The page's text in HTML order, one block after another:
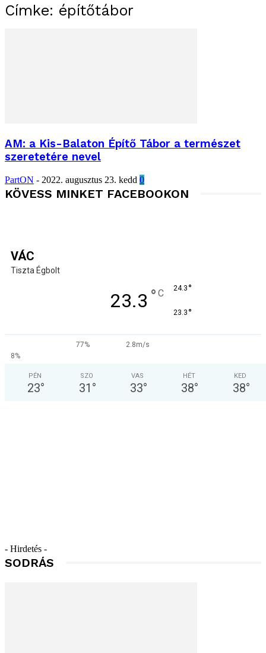
Címke: építőtábor
AM: a Kis-Balaton Építő Tábor a természet
szeretetére nevel
PartON - 2022. augusztus 23. kedd 0
KÖVESS MINKET FACEBOOKON
VÁC
Tiszta Égbolt
23.3 ° C 24.3 °
23.3 °
77%
2.8m/s
8%
PÉN
23°
SZO
31 °
VAS
33°
HÉT
38°
KED
38°
- Hirdetés -
SODRÁS